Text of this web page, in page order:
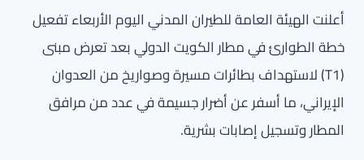
أعلنت الهيئة العامة للطيران المدني اليوم الأربعاء تفعيل
خطة الطوارئ في مطار الكويت الدولي بعد تعرض مبنى
(T1) لاستهداف بطائرات مسيرة وصواريخ من العدوان
الإيراني، ما أسفر عن أضرار جسيمة في عدد من مرافق
المطار وتسجيل إصابات بشرية.